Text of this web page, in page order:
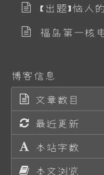
【出题】恼人
福岛第一核
博客信息
文章数目
最近更新
本站字数
本文浏览